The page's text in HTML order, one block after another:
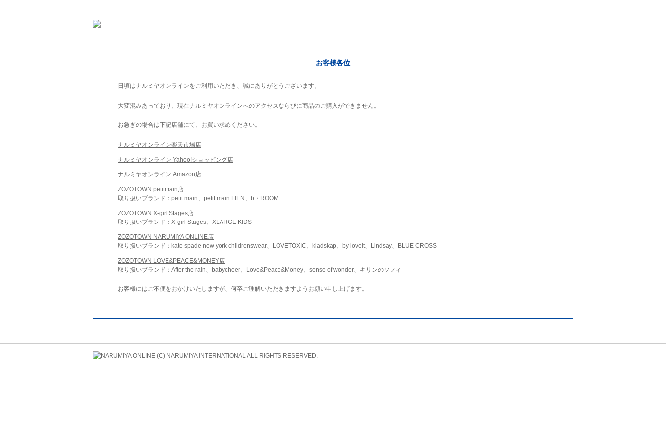
お客様各位
日頃はナルミヤオンラインをご利用いただき、誠にありがとうございます。
大変混みあっており、現在ナルミヤオンラインへのアクセスならびに商品のご購入ができません。
お急ぎの場合は下記店舗にて、お買い求めください。
ナルミヤオンライン楽天市場店
ナルミヤオンライン Yahoo!ショッピング店
ナルミヤオンライン Amazon店
ZOZOTOWN petitmain店
取り扱いブランド：petit main、petit main LIEN、b・ROOM
ZOZOTOWN X-girl Stages店
取り扱いブランド：X-girl Stages、XLARGE KIDS
ZOZOTOWN NARUMIYA ONLINE店
取り扱いブランド：kate spade new york childrenswear、LOVETOXIC、kladskap、by loveit、Lindsay、BLUE CROSS
ZOZOTOWN LOVE&PEACE&MONEY店
取り扱いブランド：After the rain、babycheer、Love&Peace&Money、sense of wonder、キリンのソフィ
お客様にはご不便をおかけいたしますが、何卒ご理解いただきますようお願い申し上げます。